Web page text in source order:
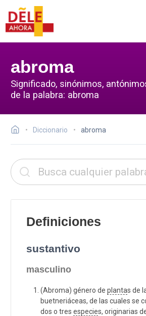
abroma
Significado, sinónimos,
de la palabra: abroma
Diccionario abroma
Definiciones
sustantivo
masculino
(Abroma) género de plantas de
buetneriáceas, de las cuales se
dos o tres especies, originarias